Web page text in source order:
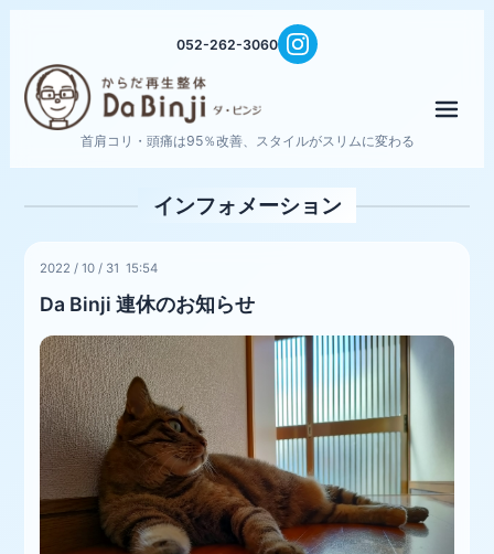
052-262-3060
首肩コリ・頭痛は95％改善、スタイルがスリムに変わる
インフォメーション
2022 /10 / 31 15:54
Da Binji 連休のお知らせ